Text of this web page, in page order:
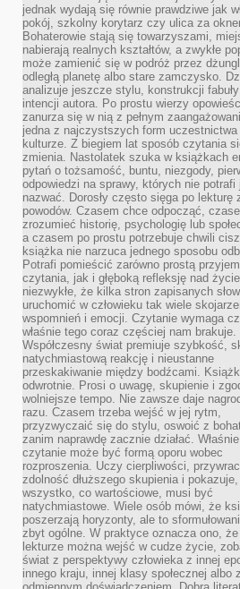
jednak wydają się równie prawdziwe jak
pokój, szkolny korytarz czy ulica za
Bohaterowie stają się towarzyszami,
nabierają realnych kształtów, a zwykłe
może zamienić się w podróż przez
odległą planetę albo stare zamczysko.
analizuje jeszcze stylu, konstrukcji
intencji autora. Po prostu wierzy
zanurza się w nią z pełnym
jedna z najczystszych form uczestnictwa
kulturze. Z biegiem lat sposób czytania
zmienia. Nastolatek szuka w książkach
pytań o tożsamość, buntu, niezgody,
odpowiedzi na sprawy, których nie potrafi
nazwać. Dorosły często sięga po lekturę
powodów. Czasem chce odpocząć,
zrozumieć historię, psychologię lub
a czasem po prostu potrzebuje chwili
książka nie narzuca jednego sposobu
Potrafi pomieścić zarówno prostą
czytania, jak i głęboką refleksję nad
niezwykłe, że kilka stron zapisanych
uruchomić w człowieku tak wiele
wspomnień i emocji. Czytanie wymaga
właśnie tego coraz częściej nam brakuje.
Współczesny świat premiuje szybkość,
natychmiastową reakcję i nieustanne
przeskakiwanie między bodźcami.
odwrotnie. Prosi o uwagę, skupienie i
wolniejsze tempo. Nie zawsze daje
razu. Czasem trzeba wejść w jej rytm,
przyzwyczaić się do stylu, oswoić z
zanim naprawdę zacznie działać.
czytanie może być formą oporu wobec
rozproszenia. Uczy cierpliwości,
zdolność dłuższego skupienia i
wszystko, co wartościowe, musi być
natychmiastowe. Wiele osób mówi, że
poszerzają horyzonty, ale to
zbyt ogólne. W praktyce oznacza ono,
lekturze można wejść w cudze życie,
świat z perspektywy człowieka z innej
innego kraju, innej klasy społecznej albo z